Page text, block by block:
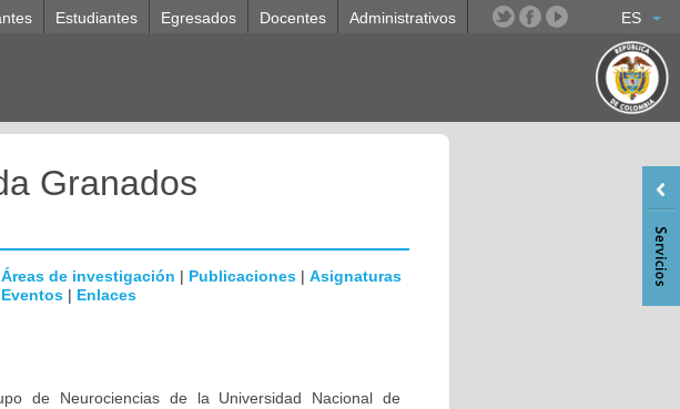
ES
Estudiantes Egresados Docentes Administrativos
Granados
Áreas de investigación | Publicaciones | Asignaturas
Eventos | Enlaces
de Neurociencias de la Universidad Nacional de